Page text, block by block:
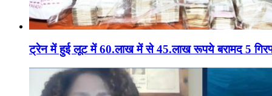
ट्रेन में हुई लूट में 60.लाख में से 45.लाख रूपये बरामद 5